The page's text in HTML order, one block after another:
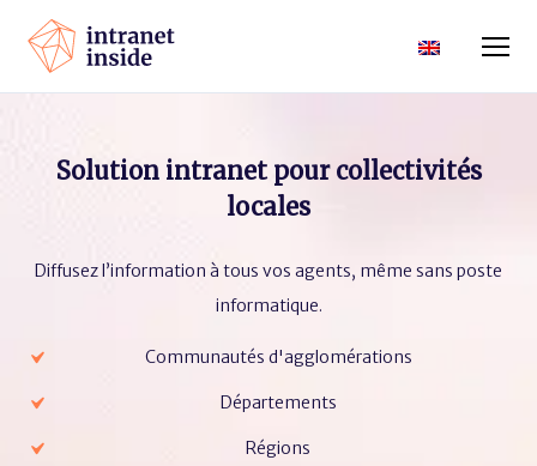
Solution intranet pour collectivités
locales
Diffusez l’information à tous vos agents, même sans poste
informatique.
Communautés d'agglomérations
Départements
Régions